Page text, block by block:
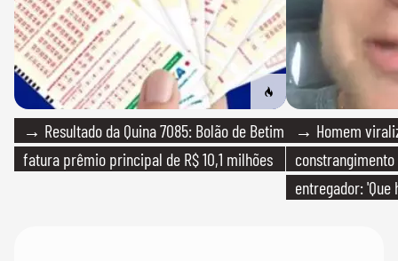
→ Resultado da Quina 7085: Bolão de Betim
fatura prêmio principal de R$ 10,1 milhões
→ Homem
entregador: 'Que